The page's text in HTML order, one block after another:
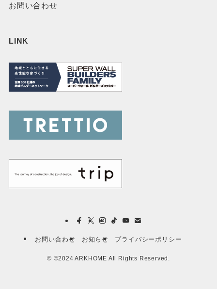
お問い合わせ
LINK
お問い合わせ お知らせ プライバシーポリシー
© ©2024 ARKHOME All Rights Reserved.